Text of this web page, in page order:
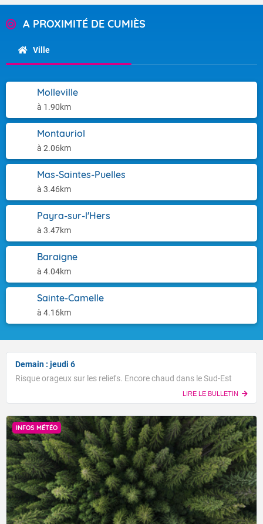
A PROXIMITÉ DE CUMIÈS
Ville
Molleville
à 1.90km
Montauriol
à 2.06km
Mas-Saintes-Puelles
à 3.46km
Payra-sur-l'Hers
à 3.47km
Baraigne
à 4.04km
Sainte-Camelle
à 4.16km
Demain : jeudi 6
Risque orageux sur les reliefs. Encore chaud dans le Sud-Est
LIRE LE BULLETIN
INFOS MÉTÉO